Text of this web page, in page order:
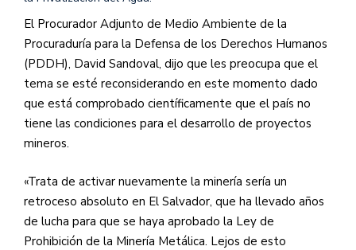
El Procurador Adjunto de Medio Ambiente de la
Procuraduría para la Defensa de los Derechos Humanos
(PDDH), David Sandoval, dijo que les preocupa que el
tema se esté reconsiderando en este momento dado
que está comprobado científicamente que el país no
tiene las condiciones para el desarrollo de proyectos
mineros.
«Trata de activar nuevamente la minería sería un
retroceso absoluto en El Salvador, que ha llevado años
de lucha para que se haya aprobado la Ley de
Prohibición de la Minería Metálica. Lejos de esto